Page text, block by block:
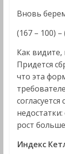
Вновь
(167 – 100) –
Как
Придется
что эта
рост
Индекс